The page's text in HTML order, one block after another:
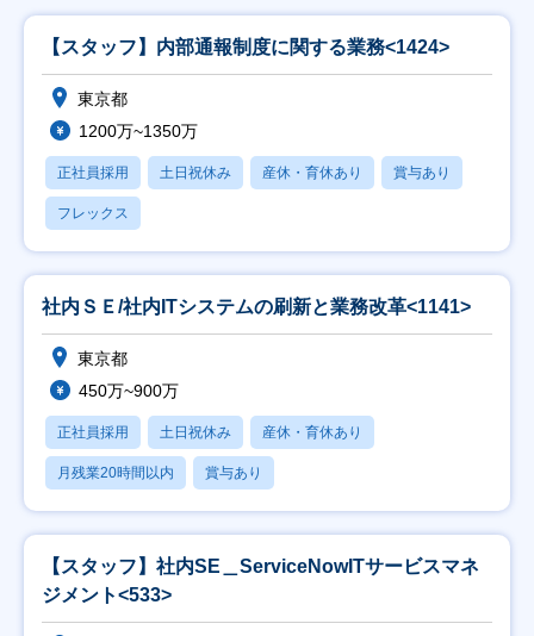
【スタッフ】内部通報制度に関する業務<1424>
東京都
1200万~1350万
正社員採用 土日祝休み 産休・育休あり 賞与あり
フレックス
社内ＳＥ/社内ITシステムの刷新と業務改革<1141>
東京都
450万~900万
正社員採用 土日祝休み 産休・育休あり
月残業20時間以内 賞与あり
【スタッフ】社内SE＿ServiceNowITサービスマネ
ジメント<533>